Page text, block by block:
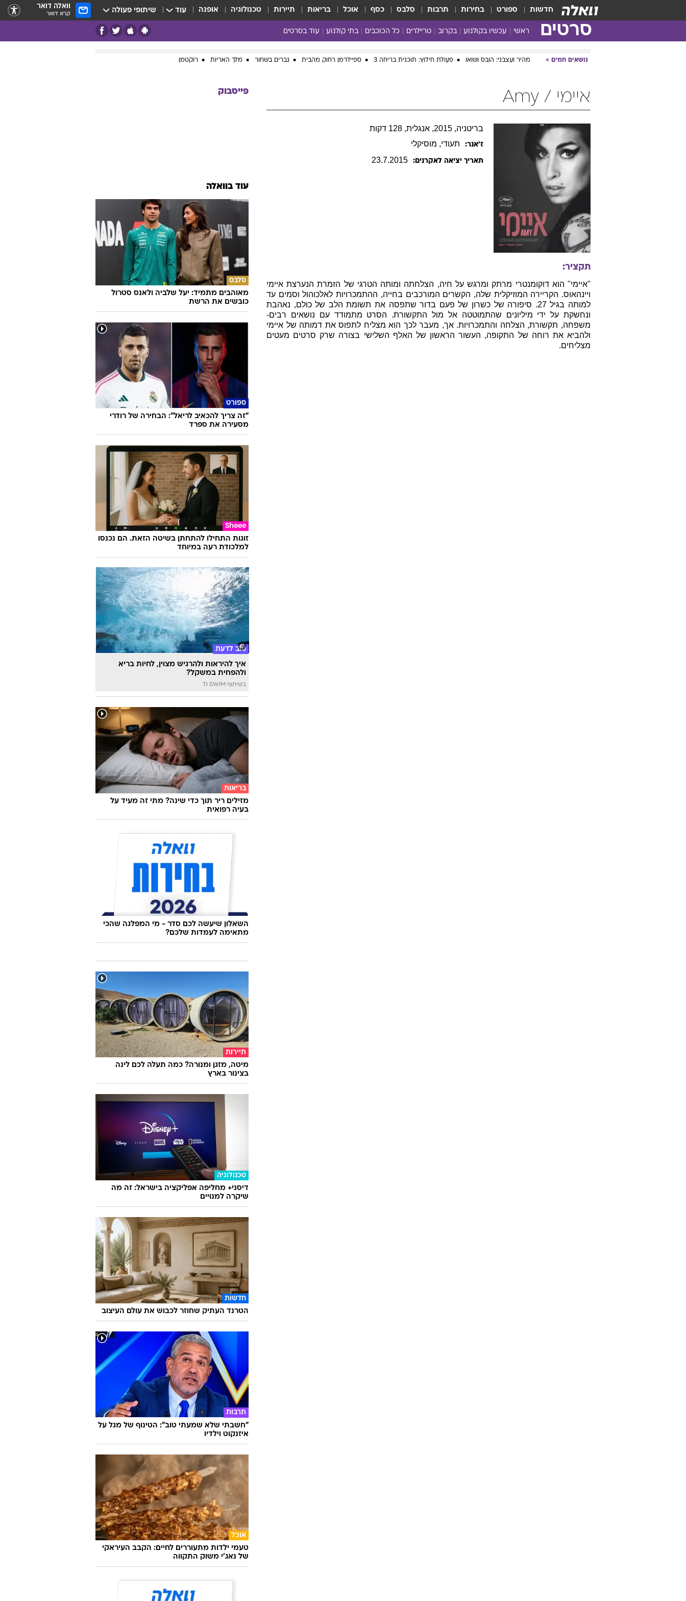
חדשות ספורט בחירות תרבות סלבס כסף אוכל בריאות תיירות טכנולוגיה אופנה עוד שיתופי פעולה וואלה דואר
קרא דואר
סרטים ראשי עכשיו בקולנוע בקרוב טריילרים כל הכוכבים בתי קולנוע עוד בסרטים
כל הסרטים
נושאים חמים מהיר ועצבני: הובס ושואו פעולת חילוץ: תוכנית בריחה 3 ספיידרמן רחוק מהבית גברים בשחור מלך האריות רוקטמן
איימי / Amy
בריטניה, 2015, אנגלית, 128 דקות
ז׳אנר: תעודי, מוסיקלי
תאריך יציאה לאקרנים: 23.7.2015
תקציר:
"איימי" הוא דוקומנטרי מרתק ומרגש על חיה, הצלחתה ומותה הטרגי של הזמרת הנערצת איימי
ויינהאוס. הקריירה המוזיקלית שלה, הקשרים המורכבים בחייה, ההתמכרויות לאלכוהול וסמים עד
למותה בגיל 27. סיפורה של כשרון של פעם בדור שתפסה את תשומת הלב של כולם, נאהבת
ונחשקת על ידי מיליונים שהתמוטטה אל מול התקשורת. הסרט מתמודד עם נושאים רבים-
משפחה, תקשורת, הצלחה והתמכרויות. אך, מעבר לכך הוא מצליח לתפוס את דמותה של איימי
ולהביא את רוחה של התקופה, העשור הראשון של האלף השלישי בצורה שרק סרטים מעטים
מצליחים.
פייסבוק
עוד בוואלה
סלבס
מאוהבים מתמיד: יעל שלביה ולאנס סטרול
כובשים את הרשת
ספורט
"זה צריך להכאיב לריאל": הבחירה של רודרי
מסעירה את ספרד
Sheee
זוגות התחילו להתחתן בשיטה הזאת. הם נכנסו
למלכודת רעה במיוחד
טוב לדעת
איך להיראות ולהרגיש מצוין, לחיות בריא
ולהפחית במשקל?
בשיתוף TI SWIM
בריאות
מזילים ריר תוך כדי שינה? מתי זה מעיד על
בעיה רפואית
השאלון שיעשה לכם סדר - מי המפלגה שהכי
מתאימה לעמדות שלכם?
תיירות
מיטה, מזגן ומנורה? כמה תעלה לכם לינה
בצינור בארץ
טכנולוגיה
דיסני+ מחליפה אפליקציה בישראל: זה מה
שיקרה למנויים
חדשות
הטרנד העתיק שחוזר לכבוש את עולם העיצוב
תרבות
"חשבתי שלא שמעתי טוב": הטינוף של מגל על
איזנקוט וילדיו
אוכל
טעמי ילדות מתעוררים לחיים: הקבב העיראקי
של נאג׳י משוק התקווה